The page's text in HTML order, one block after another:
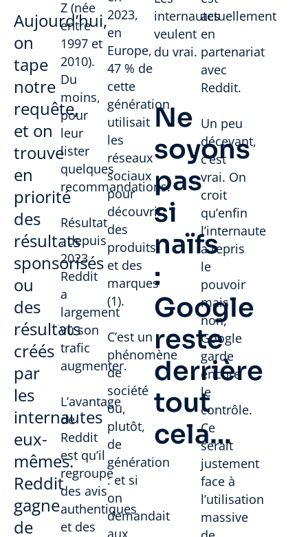
Aujourd’hui,
on
tape
notre
requête,
et on
trouve
en
priorité
des
résultats
sponsorisés
ou
des
résultats
créés
par
les
internautes
eux-
mêmes.
Reddit
gagne
de
Z (née
entre
1997 et
2010).
Du
moins,
pour
leur
lister
quelques
recommandations.
Résultat
: depuis
2023,
Reddit
a
largement
vu son
trafic
augmenter.
L’avantage
de
Reddit
est qu’il
regroupe
des avis
authentiques
et des
2023,
en
Europe,
47 % de
cette
génération
utilisait
les
réseaux
sociaux
pour
découvrir
des
produits
et des
marques
(1).
C’est un
phénomène
de
société
ou,
plutôt,
de
génération
: et si
on
demandait
aux
internautes
veulent
du vrai.
Ne
soyons
pas
si
naïfs
:
Google
reste
derrière
tout
cela…
actuellement
en
partenariat
avec
Reddit.
Un peu
décevant,
c’est
vrai. On
croit
qu’enfin
l’internaute
a repris
le
pouvoir
mais
non,
Google
garde
encore
le
contrôle.
Ce
serait
justement
face à
l’utilisation
massive